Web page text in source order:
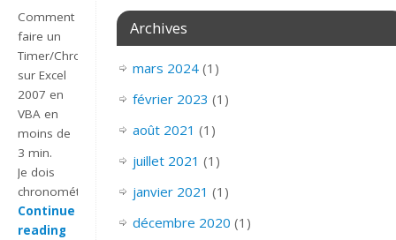
Comment
faire un
Timer/Chrono
sur Excel
2007 en
VBA en
moins de
3 min.
Je dois
chronométrer…
Continue
reading
Archives
mars 2024(1)
février 2023 (1)
août 2021 (1)
juillet 2021 (1)
janvier 2021 (1)
décembre 2020 (1)